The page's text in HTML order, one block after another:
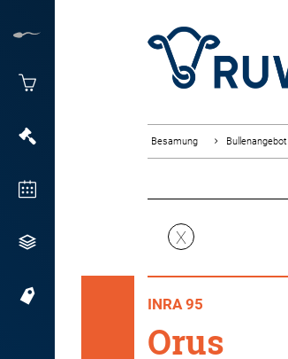
Besamung Bullenangebot
X
INRA 95
Orus